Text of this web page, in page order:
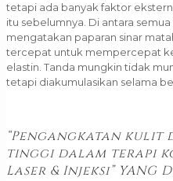
tetapi ada banyak faktor
itu sebelumnya. Di antara
mengatakan paparan sinar
tercepat untuk mempercepat
elastin. Tanda mungkin tidak
tetapi diakumulasikan selama
“Pengangkatan kulit
tinggi dalam terapi
Laser & Injeksi” YANG